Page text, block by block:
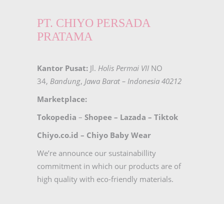
PT. CHIYO PERSADA
PRATAMA
Kantor Pusat: Jl. Holis Permai VII NO
34, Bandung, Jawa Barat – Indonesia 40212
Marketplace:
Tokopedia – Shopee – Lazada – Tiktok
Chiyo.co.id – Chiyo Baby Wear
We’re announce our sustainabillity
commitment in which our products are of
high quality with eco-friendly materials.